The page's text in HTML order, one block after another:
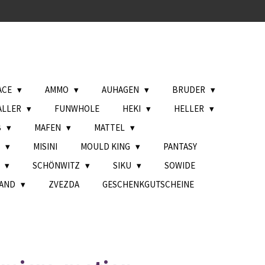
AMMO AUHAGEN
BRUDER
FUNWHOLE HEKI
HELLER
MAFEN
MATTEL
MISINI MOULD KING
PANTASY
SCHÖNWITZ SIKU
SOWIDE
ZVEZDA
GESCHENKGUTSCHEINE